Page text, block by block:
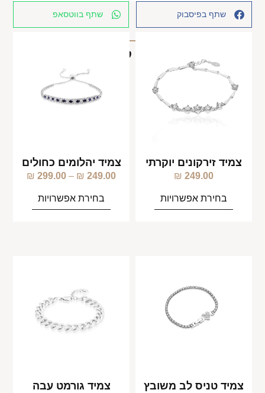
שתף בפיסבוק שתף בווטסאפ
מוצרים קשורים
צמיד זירקונים יוקרתי
249.00
₪
בחירת אפשרויות
צמיד יהלומים כחולים
249.00
₪
–
299.00
₪
בחירת אפשרויות
צמיד טניס לב משובץ צמיד גורמט עבה